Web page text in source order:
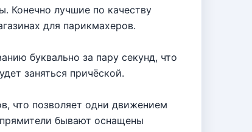
Конечно лучшие по качеству
для парикмахеров.
буквально за пару секунд, что
заняться причёской.
что позволяет одни движением
бывают оснащены